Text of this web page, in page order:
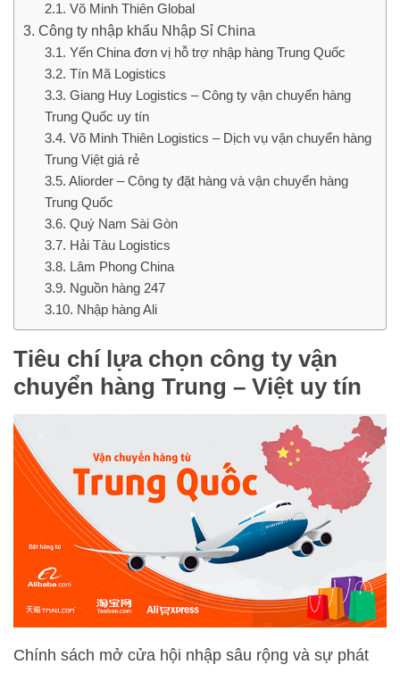
Võ Minh Thiên Global
Công ty nhập khẩu Nhập Sỉ China
Yến China đơn vị hỗ trợ nhập hàng Trung Quốc
Tín Mã Logistics
Giang Huy Logistics – Công ty vận chuyển hàng
Trung Quốc uy tín
Võ Minh Thiên Logistics – Dịch vụ vận chuyển hàng
Trung Việt giá rẻ
Aliorder – Công ty đặt hàng và vận chuyển hàng
Trung Quốc
Quý Nam Sài Gòn
Hải Tàu Logistics
Lâm Phong China
Nguồn hàng 247
Nhập hàng Ali
Tiêu chí lựa chọn công ty vận
chuyển hàng Trung – Việt uy tín
Chính sách mở cửa hội nhập sâu rộng và sự phát